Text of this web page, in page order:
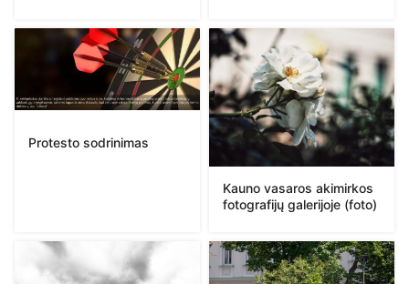
Protesto sodrinimas
Kauno vasaros akimirkos
fotografijų galerijoje (foto)